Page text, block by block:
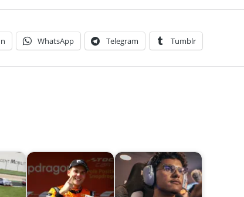
WhatsApp Telegram Tumblr